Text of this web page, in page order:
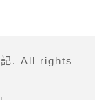
. All rights